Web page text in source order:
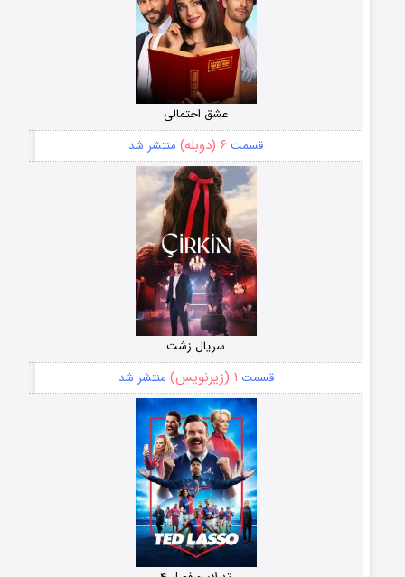
عشق احتمالی
قسمت ۶ (دوبله) منتشر شد
سریال زشت
قسمت ۱ (زیرنویس) منتشر شد